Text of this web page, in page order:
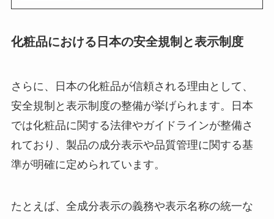
化粧品における日本の安全規制と表示制度
さらに、日本の化粧品が信頼される理由として、
安全規制と表示制度の整備が挙げられます。日本
では化粧品に関する法律やガイドラインが整備さ
れており、製品の成分表示や品質管理に関する基
準が明確に定められています。
たとえば、全成分表示の義務や表示名称の統一な